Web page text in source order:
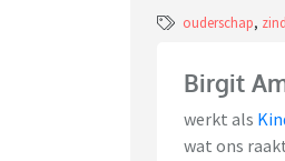
ouderschap,
Birgit
werkt als
wat ons